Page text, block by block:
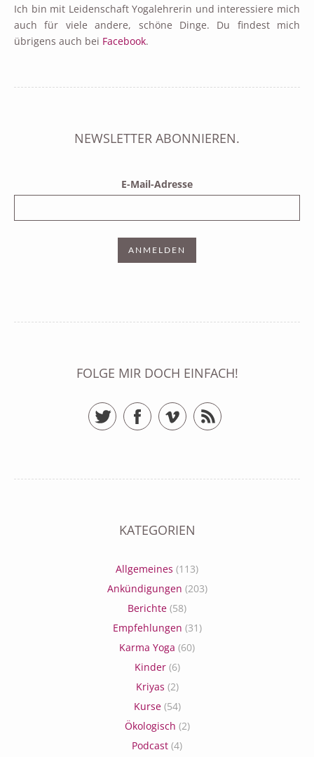
Ich bin mit Leidenschaft Yogalehrerin und interessiere mich
auch für viele andere, schöne Dinge. Du findest mich
übrigens auch bei Facebook.
NEWSLETTER ABONNIEREN.
E-Mail-Adresse
FOLGE MIR DOCH EINFACH!
TwitterFacebookVimeo RSS Feed
KATEGORIEN
Allgemeines (113)
Ankündigungen (203)
Berichte (58)
Empfehlungen (31)
Karma Yoga (60)
Kinder(6)
Kriyas (2)
Kurse(54)
Ökologisch (2)
Podcast (4)